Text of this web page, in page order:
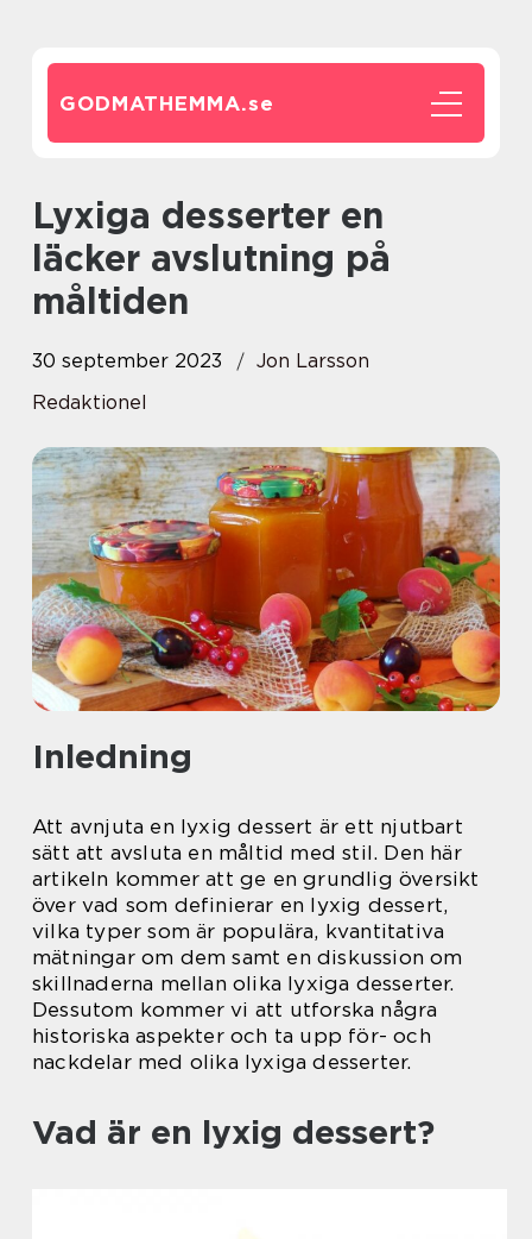
GODMATHEMMA.se
Lyxiga desserter en
läcker avslutning på
måltiden
30 september 2023
Jon Larsson
Redaktionel
Inledning
Att avnjuta en lyxig dessert är ett njutbart
sätt att avsluta en måltid med stil. Den här
artikeln kommer att ge en grundlig översikt
över vad som definierar en lyxig dessert,
vilka typer som är populära, kvantitativa
mätningar om dem samt en diskussion om
skillnaderna mellan olika lyxiga desserter.
Dessutom kommer vi att utforska några
historiska aspekter och ta upp för- och
nackdelar med olika lyxiga desserter.
Vad är en lyxig dessert?